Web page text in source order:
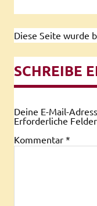
Diese Seite wurde
SCHREIBE
Deine E-Mail-
Erforderliche
Kommentar *